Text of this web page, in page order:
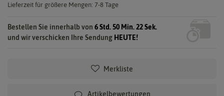
Lieferzeit für größere Mengen: 7-8 Tage
Bestellen Sie innerhalb von 6 Std. 50 Min. 21 Sek.
und wir verschicken Ihre Sendung HEUTE!
Merkliste
Artikelbewertungen